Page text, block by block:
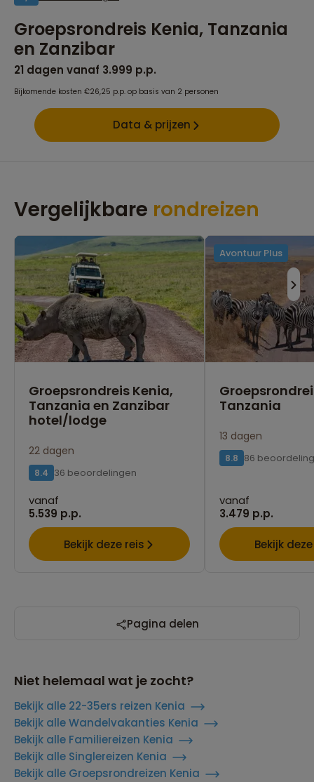
Groepsrondreis Kenia, Tanzania
en Zanzibar
21 dagen vanaf 3.999 p.p.
Bijkomende kosten €26,25 p.p. op basis van 2 personen
Data & prijzen
Vergelijkbare rondreizen
Groepsrondreis Kenia,
Tanzania en Zanzibar
hotel/lodge
22 dagen
8.4 36 beoordelingen
vanaf
5.539 p.p.
Bekijk deze reis
Avontuur Plus
Tanzania
13 dagen
8.8 86
vanaf
3.479 p.p.
Bekijk
Pagina delen
Niet helemaal wat je zocht?
Bekijk alle 22-35ers reizen Kenia
Bekijk alle Wandelvakanties Kenia
Bekijk alle Familiereizen Kenia
Bekijk alle Singlereizen Kenia
Bekijk alle Groepsrondreizen Kenia